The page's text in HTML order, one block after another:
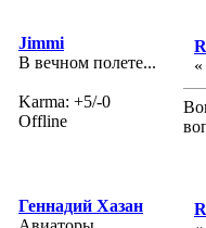
Jimmi
В вечном полете...
Karma: +5/-0
Offline
«
Геннадий Хазан